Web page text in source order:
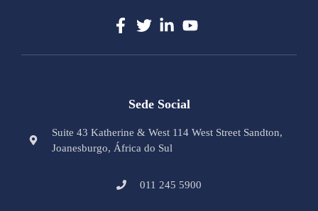
Sede Social
Suite 43 Katherine & West 114 West Street Sandton,
Joanesburgo, África do Sul
011 245 5900